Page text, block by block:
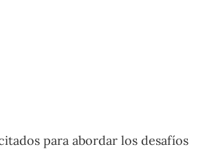
para abordar los desafíos